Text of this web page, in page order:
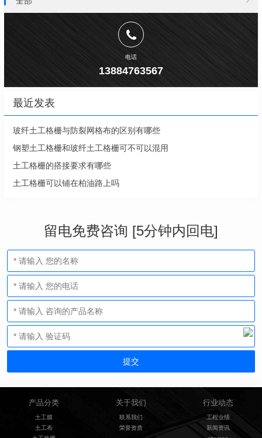
电话
13884763567
最近发表
玻纤土工格栅与防裂网格布的区别有哪些
钢塑土工格栅和玻纤土工格栅可不可以混用
土工格栅的搭接要求有哪些
土工格栅可以铺在柏油路上吗
留电免费咨询 [5分钟内回电]
产品分类
土工膜
土工布
关于我们
联系我们
荣誉资质
行业动态
工程业绩
新闻资讯